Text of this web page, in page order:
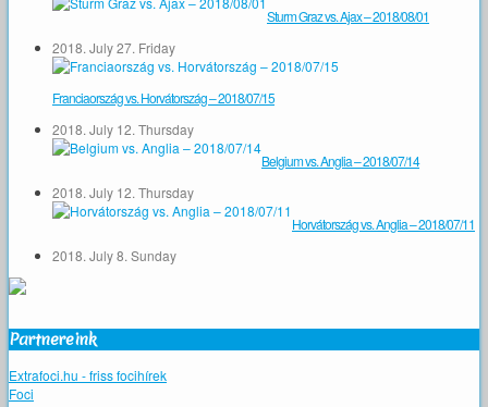
Sturm Graz vs. Ajax – 2018/08/01
2018. July 27. Friday
Franciaország vs. Horvátország – 2018/07/15
2018. July 12. Thursday
Belgium vs. Anglia – 2018/07/14
2018. July 12. Thursday
Horvátország vs. Anglia – 2018/07/11
2018. July 8. Sunday
Partnereink
Extrafoci.hu - friss focihírek
Foci